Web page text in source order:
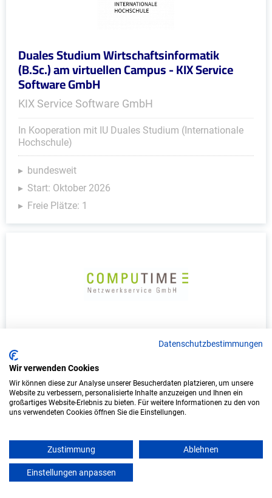
Duales Studium Wirtschaftsinformatik
(B.Sc.) am virtuellen Campus - KIX Service
Software GmbH
KIX Service Software GmbH
In Kooperation mit IU Duales Studium (Internationale
Hochschule)
bundesweit
Start: Oktober 2026
Freie Plätze: 1
Duales Studium Informatik (B.Sc.) am
Netzwerkservice GmbH
COMPUTIME Netzwerkservice GmbH
In Kooperation mit IU Duales Studium
bundesweit
Start: Oktober 2026
Datenschutzbestimmungen
Wir verwenden Cookies
Wir können diese zur Analyse unserer Besucherdaten platzieren, um unsere
Website zu verbessern, personalisierte Inhalte anzuzeigen und Ihnen ein
großartiges Website-Erlebnis zu bieten. Für weitere Informationen zu den von
uns verwendeten Cookies öffnen Sie die Einstellungen.
Zustimmung Ablehnen
Einstellungen anpassen